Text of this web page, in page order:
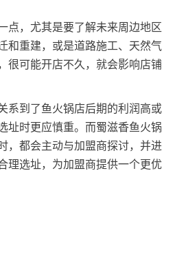
，尤其是要了解未来周边地区
和重建，或是道路施工、天然气
很可能开店不久，就会影响店铺
到了鱼火锅店后期的利润高或
址时更应慎重。而蜀滋香鱼火锅
，都会主动与加盟商探讨，并进
理选址，为加盟商提供一个更优